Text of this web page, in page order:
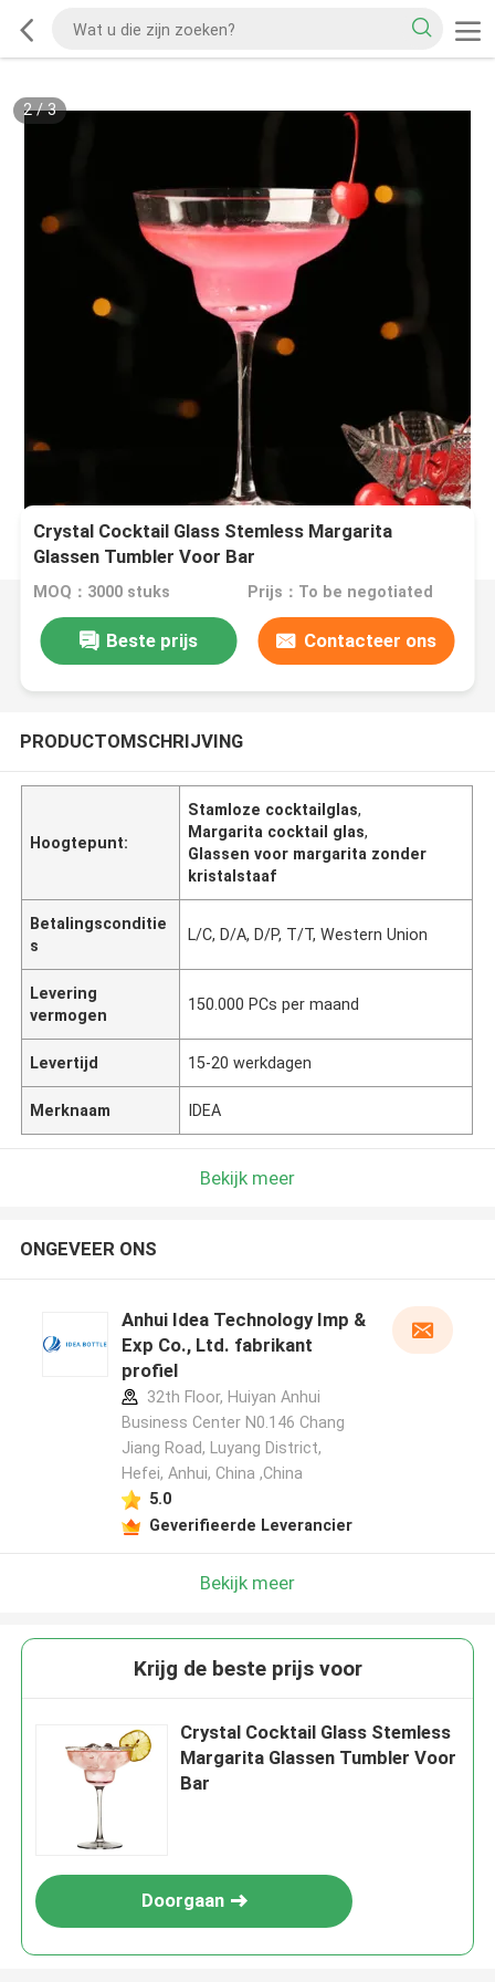
2/3
Crystal Cocktail Glass Stemless Margarita
Glassen Tumbler Voor Bar
MOQ：3000 stuks Prijs：To be negotiated
Beste prijs Contacteer ons
PRODUCTOMSCHRIJVING
Hoogtepunt:
Stamloze cocktailglas,
Margarita cocktail glas,
Glassen voor margarita zonder
kristalstaaf
Betalingsconditie
s
L/C, D/A, D/P, T/T, Western Union
Levering
vermogen
150.000 PCs per maand
Levertijd 15-20 werkdagen
Merknaam IDEA
Bekijk meer
ONGEVEER ONS
Anhui Idea Technology Imp &
Exp Co., Ltd. fabrikant
profiel
32th Floor, Huiyan Anhui
Business Center N0.146 Chang
Jiang Road, Luyang District,
Hefei, Anhui, China ,China
5.0
Geverifieerde Leverancier
Bekijk meer
Krijg de beste prijs voor
Crystal Cocktail Glass Stemless
Margarita Glassen Tumbler Voor
Bar
Doorgaan